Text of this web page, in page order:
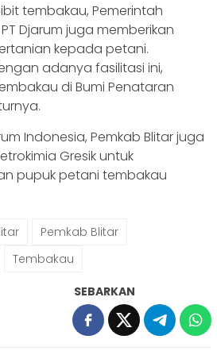
tembakau, Pemerintah
Djarum juga memberikan
kepada petani.
adanya fasilitasi ini,
di Bumi Penataran
Indonesia, Pemkab Blitar juga
Gresik untuk
pupuk petani tembakau
Pemkab Blitar
Tembakau
SEBARKAN